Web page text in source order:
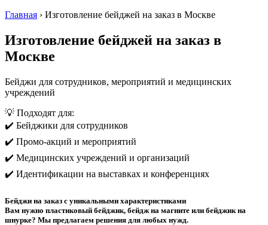
Главная › Изготовление бейджей на заказ в Москве
Изготовление бейджей на заказ в
Москве
Бейджи для сотрудников, мероприятий и медицинских
учреждений
💡 Подходят для:
✔️ Бейджики для сотрудников
✔️ Промо-акций и мероприятий
✔️ Медицинских учреждений и организаций
✔️ Идентификации на выставках и конференциях
Бейджи на заказ с уникальными характеристиками
Вам нужно пластиковый бейджик, бейдж на магните или бейджик на
шнурке? Мы предлагаем решения для любых нужд.